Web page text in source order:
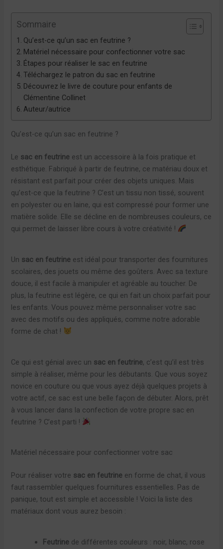
Sommaire
Qu’est-ce qu’un sac en feutrine ?
Matériel nécessaire pour confectionner votre sac
Étapes pour réaliser le sac en feutrine
Téléchargez le patron du sac en feutrine
Découvrez le livre de couture pour enfants de
Clémentine Collinet
Auteur/autrice
Qu’est-ce qu’un sac en feutrine ?
Le sac en feutrine est un accessoire à la fois pratique et
esthétique. Fabriqué à partir de feutrine, ce matériau doux et
résistant est parfait pour créer des objets uniques. Mais
qu’est-ce que la feutrine ? C’est un tissu non tissé, souvent
en polyester ou en laine, qui est compressé pour former une
matière solide. Elle se décline en de nombreuses couleurs, ce
qui permet de laisser libre cours à votre créativité !
Un sac en feutrine est idéal pour transporter des fournitures
scolaires, des jouets ou même des goûters. Avec sa texture
douce, il est facile à manipuler et agréable au toucher. De
plus, la feutrine est légère, ce qui en fait un choix parfait pour
les enfants. Vous pouvez même personnaliser votre sac
avec des motifs ou des appliqués, comme notre adorable
forme de chat !
Ce qui est génial avec un sac en feutrine, c’est qu’il est très
simple à réaliser, même pour les débutants. Que vous soyez
novice en couture ou que vous ayez déjà quelques projets à
votre actif, ce sac est une belle façon de débuter. Alors, prêt
à vous lancer dans la confection de votre propre sac en
feutrine ? C’est parti !
Matériel nécessaire pour confectionner votre sac
Pour réaliser votre sac en feutrine en forme de chat, il vous
faut rassembler quelques fournitures essentielles. Pas de
panique, tout est simple et accessible ! Voici la liste des
matériaux dont vous aurez besoin :
Feutrine de différentes couleurs : noir, blanc, rose